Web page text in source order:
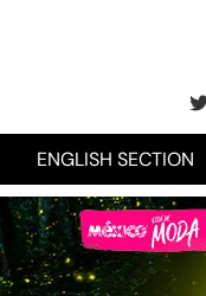
ENGLISH SECTION